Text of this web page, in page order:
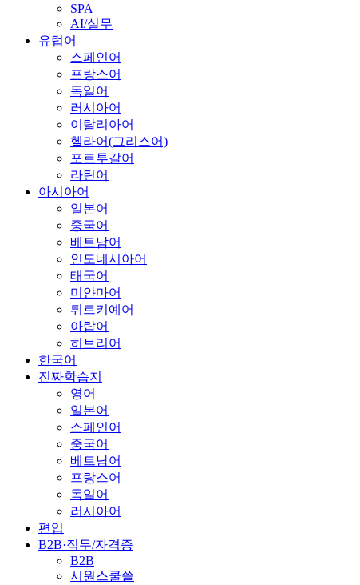
SPA
AI/실무
유럽어
스페인어
프랑스어
독일어
러시아어
이탈리아어
헬라어(그리스어)
포르투갈어
라틴어
아시아어
일본어
중국어
베트남어
인도네시아어
태국어
미얀마어
튀르키예어
아랍어
히브리어
한국어
진짜학습지
영어
일본어
스페인어
중국어
베트남어
프랑스어
독일어
러시아어
편입
B2B·직무/자격증
B2B
시원스쿨쓸